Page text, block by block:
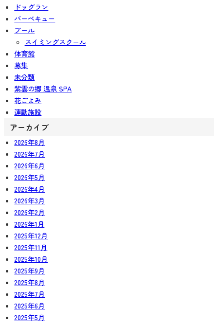
ドッグラン
バーベキュー
プール
スイミングスクール
体育館
募集
未分類
紫雲の郷 温泉 SPA
花ごよみ
運動施設
アーカイブ
2026年8月
2026年7月
2026年6月
2026年5月
2026年4月
2026年3月
2026年2月
2026年1月
2025年12月
2025年11月
2025年10月
2025年9月
2025年8月
2025年7月
2025年6月
2025年5月